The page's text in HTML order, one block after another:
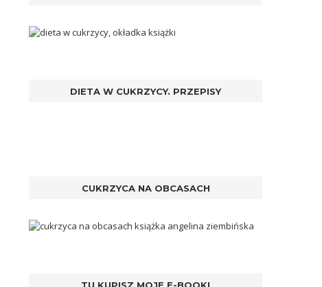
DIETA W CUKRZYCY. PRZEPISY
CUKRZYCA NA OBCASACH